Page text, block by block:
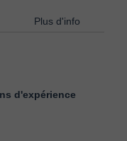
Plus d'info
d'expérience